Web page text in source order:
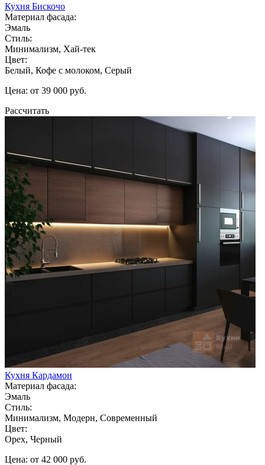
Кухня Бискочо
Материал фасада:
Эмаль
Стиль:
Минимализм, Хай-тек
Цвет:
Белый, Кофе с молоком, Серый
Цена: от 39 000 руб.
Рассчитать
Кухня Кардамон
Материал фасада:
Эмаль
Стиль:
Минимализм, Модерн, Современный
Цвет:
Орех, Черный
Цена: от 42 000 руб.